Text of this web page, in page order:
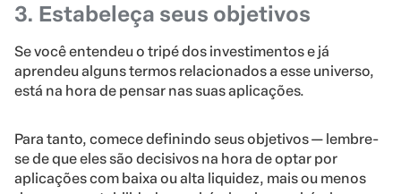
3. Estabeleça seus objetivos
Se você entendeu o tripé dos investimentos e já
aprendeu alguns termos relacionados a esse universo,
está na hora de pensar nas suas aplicações.
Para tanto, comece definindo seus objetivos — lembre-
se de que eles são decisivos na hora de optar por
aplicações com baixa ou alta liquidez, mais ou menos